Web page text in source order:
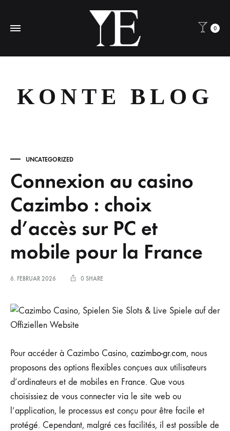
0
KONTE BLOG
UNCATEGORIZED
Connexion au casino
Cazimbo : choix
d’accès sur PC et
mobile pour la France
6. FEBRUAR 2026 0 SHARE
Pour accéder à Cazimbo Casino, cazimbo-gr.com, nous
proposons des options flexibles conçues aux utilisateurs
d’ordinateurs et de mobiles en France. Que vous
choisissiez de vous connecter via le site web ou
l’application, le processus est conçu pour être facile et
protégé. Cependant, malgré ces facilités, il est possible de